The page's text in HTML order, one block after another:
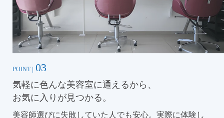
POINT | 03
気軽に色んな美容室に通えるから、
お気に入りが見つかる。
美容師選びに失敗していた人でも安心。実際に体験し